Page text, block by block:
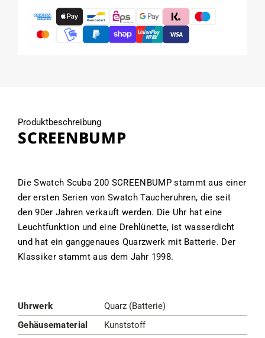
Produktbeschreibung
SCREENBUMP
Die Swatch Scuba 200 SCREENBUMP stammt aus einer
der ersten Serien von Swatch Taucheruhren, die seit
den 90er Jahren verkauft werden. Die Uhr hat eine
Leuchtfunktion und eine Drehlünette, ist wasserdicht
und hat ein ganggenaues Quarzwerk mit Batterie. Der
Klassiker stammt aus dem Jahr 1998.
Uhrwerk
Quarz (Batterie)
Gehäusematerial
Kunststoff